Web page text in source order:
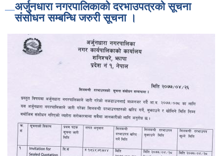
अर्जुनधारा नगरपालिकाको दरभाउपत्रको सूचना
संसाेधन सम्बन्धि जरुरी सूचना ।